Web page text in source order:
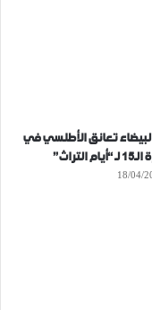
البيضاء تعانق الأطلسي في
التراث”
18/04/